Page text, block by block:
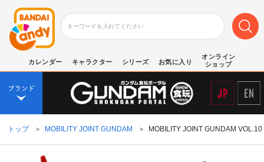
カレンダー キャラクター シリーズ お気に入り
オンライン
ショップ
トップ ＞ MOBILITY JOINT GUNDAM ＞ MOBILITY JOINT GUNDAM VOL.10